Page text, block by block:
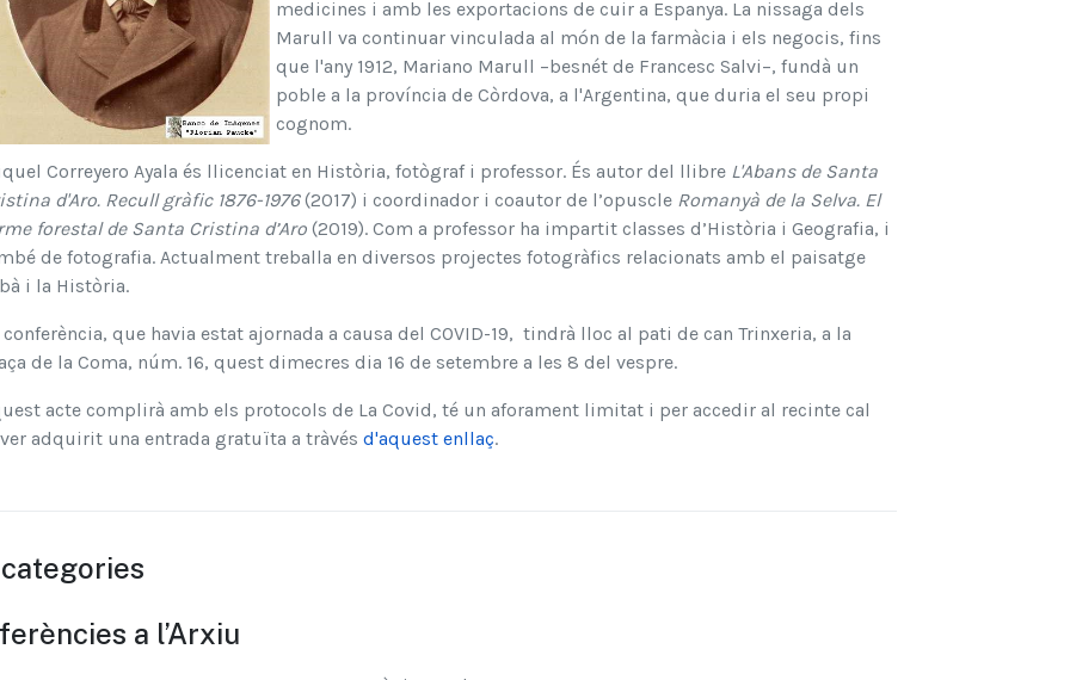
medicines i amb les exportacions de cuir a Espanya. La nissaga dels
Marull va continuar vinculada al món de la farmàcia i els negocis, fins
que l'any 1912, Mariano Marull –besnét de Francesc Salvi–, fundà un
poble a la província de Còrdova, a l'Argentina, que duria el seu propi
cognom.
Correyero Ayala és llicenciat en Història, fotògraf i professor. És autor del llibre L'Abans de Santa
d'Aro. Recull gràfic 1876-1976(2017) i coordinador i coautor de l’opuscle Romanyà de la Selva. El
forestal de Santa Cristina d’Aro(2019). Com a professor ha impartit classes d’Història i Geografia, i
de fotografia. Actualment treballa en diversos projectes fotogràfics relacionats amb el paisatge
i la Història.
conferència, que havia estat ajornada a causa del COVID-19, tindrà lloc al pati de can Trinxeria, a la
de la Coma, núm. 16, quest dimecres dia 16 de setembre a les 8 del vespre.
acte complirà amb els protocols de La Covid, té un aforament limitat i per accedir al recinte cal
adquirit una entrada gratuïta a tràvés d'aquest enllaç.
a l’Arxiu